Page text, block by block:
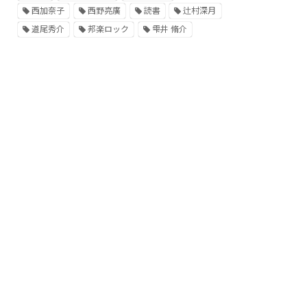
西加奈子 西野亮廣 読書
辻村深月
道尾秀介
邦楽ロック 雫井 脩介